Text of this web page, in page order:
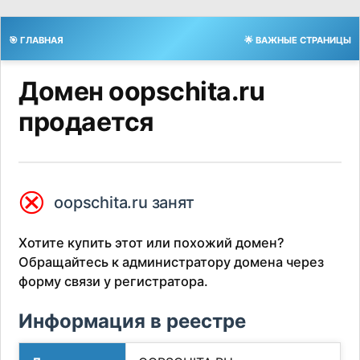
🎯 ГЛАВНАЯ 🌟 ВАЖНЫЕ СТРАНИЦЫ
Домен oopschita.ru
продается
⮿ oopschita.ru занят
Хотите купить этот или похожий домен?
Обращайтесь к администратору домена через
форму связи у регистратора.
Информация в реестре